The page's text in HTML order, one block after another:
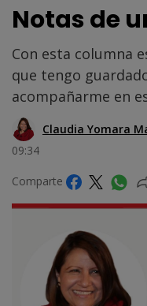
Notas de
Con esta columna
que tengo
acompañarme en
Claudia Yomara
09:34
Comparte